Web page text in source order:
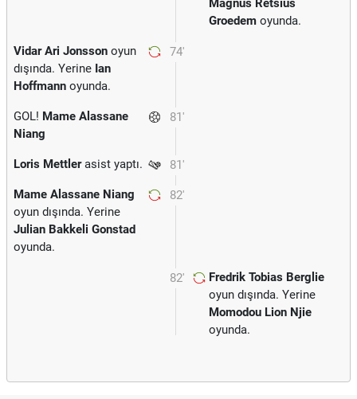
Magnus Retsius
Groedem oyunda.
74'
Vidar Ari Jonsson oyun
dışında. Yerine Ian
Hoffmann oyunda.
81'
GOL! Mame Alassane
Niang
81'
Loris Mettlerasist yaptı.
82'
Mame Alassane Niang
oyun dışında. Yerine
Julian Bakkeli Gonstad
oyunda.
82'
Fredrik Tobias Berglie
oyun dışında. Yerine
Momodou Lion Njie
oyunda.